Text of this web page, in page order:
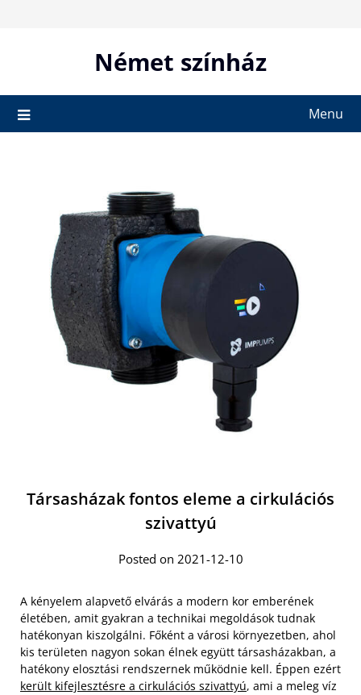
Német színház
Menu
Társasházak fontos eleme a cirkulációs
szivattyú
Posted on 2021-12-10
A kényelem alapvető elvárás a modern kor emberének
életében, amit gyakran a technikai megoldások tudnak
hatékonyan kiszolgálni. Főként a városi környezetben, ahol
kis területen nagyon sokan élnek együtt társasházakban, a
hatékony elosztási rendszernek működnie kell. Éppen ezért
került kifejlesztésre a cirkulációs szivattyú, ami a meleg víz